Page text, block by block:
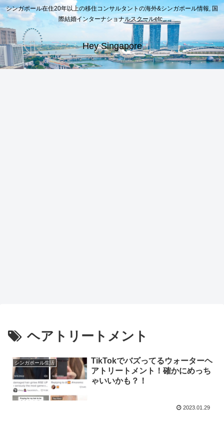
シンガポール在住20年以上の移住コンサルタントの海外&シンガポール情報, 国
際結婚インターナショナルスクールetc..
Hey Singapore
ヘアトリートメント
シンガポール生活
TikTokでバズってるウォーターヘ
アトリートメント！確かにめっち
ゃいいかも？！
2023.01.29